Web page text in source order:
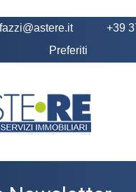
+39
Preferiti